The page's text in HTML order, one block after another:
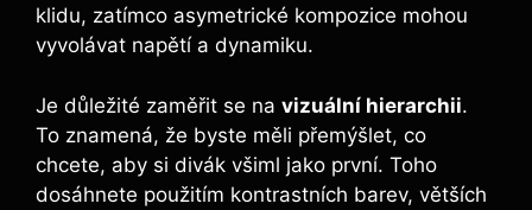
klidu, zatímco asymetrické kompozice mohou
vyvolávat napětí a dynamiku.
Je důležité zaměřit se na vizuální hierarchii.
To znamená, že byste měli přemýšlet, co
chcete, aby si divák všiml jako první. Toho
dosáhnete použitím kontrastních barev, větších